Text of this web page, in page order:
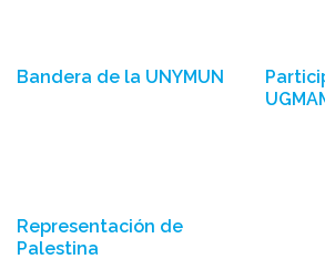
Bandera de la UNYMUN
Representación de
Palestina